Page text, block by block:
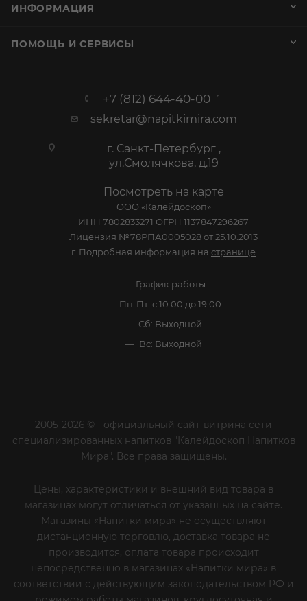
ИНФОРМАЦИЯ
ПОМОЩЬ И СЕРВИСЫ
+7 (812) 644-40-00
sekretar@napitkimira.com
г. Санкт-Петербург ,
ул.Смолячкова, д.19
Посмотреть на карте
ООО «Калейдоскоп»
ИНН 7802833271 ОГРН 1137847296267
Лицензия №78РПА0005028 от 25.10.2013
г. Подробная информация на странице
График работы
Пн-Пт: с 10:00 до 19:00
Сб: Выходной
Вс: Выходной
2005-2026 © - официальный сайт-витрина сети
специализированных напитков "Калейдоскоп Напитков
Мира". Все права защищены.
Цены, характеристики и внешний вид товара в
магазинах могут отличаться от указанных на сайте.
Магазины «Напитки мира» не осуществляют
дистанционную торговлю, доставка товара не
производится, оплата товара происходит
непосредственно в магазинах «Напитки мира» в
соответствии с действующим законодательством РФ и